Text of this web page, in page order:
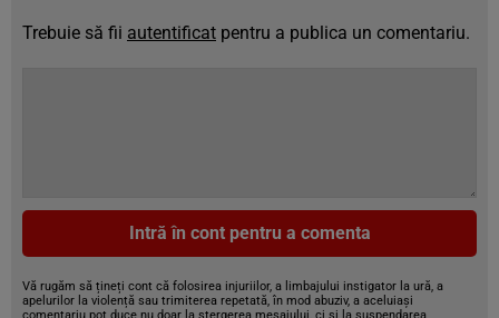
Trebuie să fii autentificat pentru a publica un comentariu.
Intră în cont pentru a comenta
Vă rugăm să țineți cont că folosirea injuriilor, a limbajului instigator la ură, a
apelurilor la violență sau trimiterea repetată, în mod abuziv, a aceluiași
comentariu pot duce nu doar la ștergerea mesajului, ci și la suspendarea